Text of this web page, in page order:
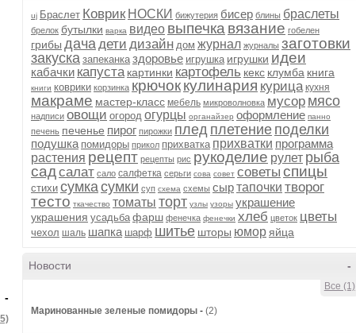
-
uj Браслет Коврик НОСКИ бижутерия бисер блины браслеты
брелок бутылки варка видео выпечка вязание гобелен
грибы дачадети дизайн дом журнал журналы заготовки
закуска запеканка здоровье игрушка игрушки идеи
кабачки капуста картинки картофель кекс клумба книга
книги коврики корзинка крючоккулинария курица кухня
макраме мастер-класс мебель микроволновка мусор мясо
надписи овощи огород огурцы органайзер оформление панно
печень печенье пирог пирожки плед плетение поделки
подушка помидоры прикол прихватка прихватки программа
растения рецепт рецепты рис рукоделие рулет рыба
садсалат сало салфетка серьги сова совет советы спицы
стихи сумкасумки суп схема схемы сыртапочки творог
тесто ткачество томаты торт узлы узоры украшение
украшения усадьба фарш фенечка фенечки хлеб цветок цветы
чехол шаль шапка шарф шитье шторы юмор яйца
-
Новости
Все (1)
Маринованные зеленые помидоры - (2)